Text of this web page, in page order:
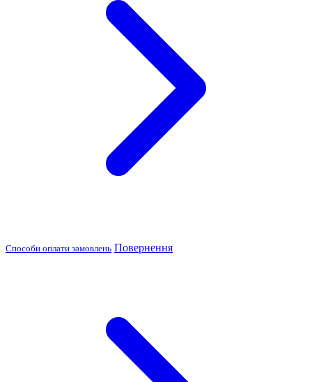
Способи оплати замовлень Повернення